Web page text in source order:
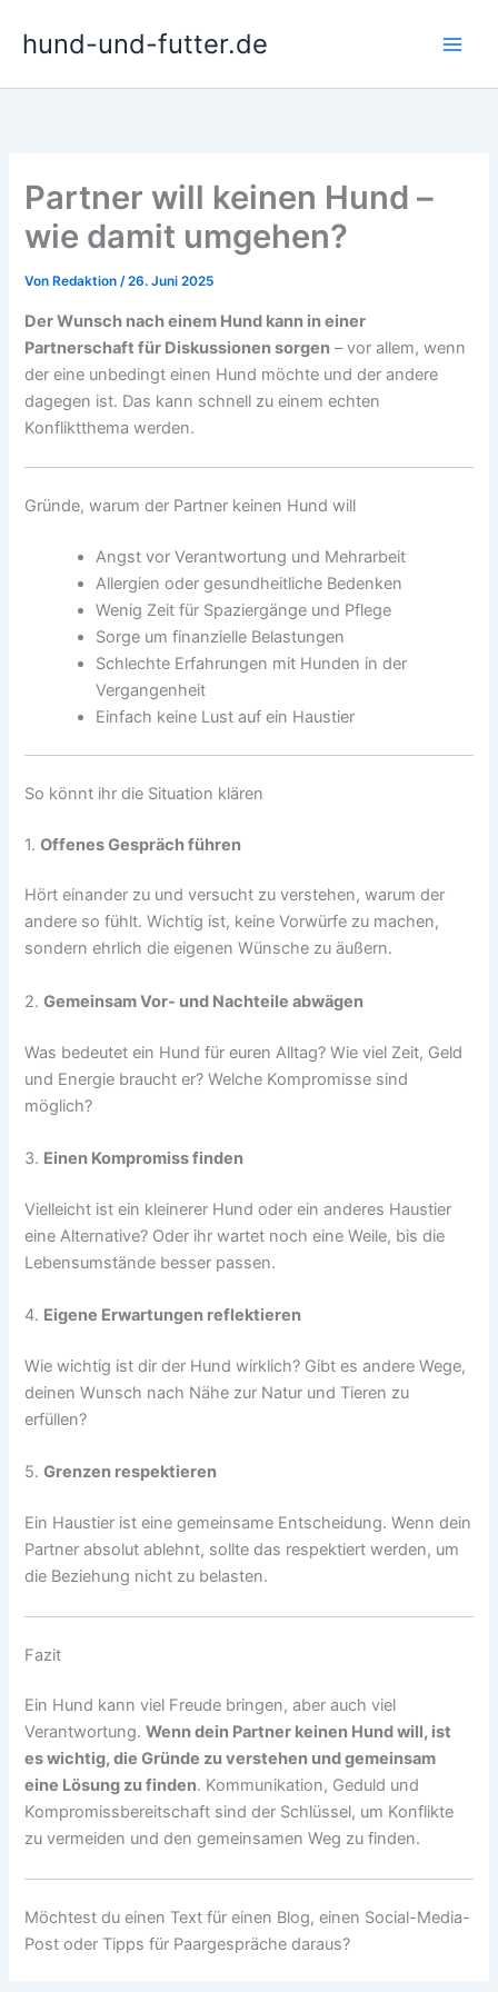
Inhalthund-und-futter.de
Partner will keinen Hund –
wie damit umgehen?
Von Redaktion/26. Juni 2025
Der Wunsch nach einem Hund kann in einer
Partnerschaft für Diskussionen sorgen – vor allem, wenn
der eine unbedingt einen Hund möchte und der andere
dagegen ist. Das kann schnell zu einem echten
Konfliktthema werden.
Gründe, warum der Partner keinen Hund will
Angst vor Verantwortung und Mehrarbeit
Allergien oder gesundheitliche Bedenken
Wenig Zeit für Spaziergänge und Pflege
Sorge um finanzielle Belastungen
Schlechte Erfahrungen mit Hunden in der
Vergangenheit
Einfach keine Lust auf ein Haustier
So könnt ihr die Situation klären
1.Offenes Gespräch führen
Hört einander zu und versucht zu verstehen, warum der
andere so fühlt. Wichtig ist, keine Vorwürfe zu machen,
sondern ehrlich die eigenen Wünsche zu äußern.
2.Gemeinsam Vor- und Nachteile abwägen
Was bedeutet ein Hund für euren Alltag? Wie viel Zeit, Geld
und Energie braucht er? Welche Kompromisse sind
möglich?
3. Einen Kompromiss finden
Vielleicht ist ein kleinerer Hund oder ein anderes Haustier
eine Alternative? Oder ihr wartet noch eine Weile, bis die
Lebensumstände besser passen.
4. Eigene Erwartungen reflektieren
Wie wichtig ist dir der Hund wirklich? Gibt es andere Wege,
deinen Wunsch nach Nähe zur Natur und Tieren zu
erfüllen?
5.Grenzen respektieren
Ein Haustier ist eine gemeinsame Entscheidung. Wenn dein
Partner absolut ablehnt, sollte das respektiert werden, um
die Beziehung nicht zu belasten.
Fazit
Ein Hund kann viel Freude bringen, aber auch viel
Verantwortung.Wenn dein Partner keinen Hund will, ist
es wichtig, die Gründe zu verstehen und gemeinsam
eine Lösung zu finden. Kommunikation, Geduld und
Kompromissbereitschaft sind der Schlüssel, um Konflikte
zu vermeiden und den gemeinsamen Weg zu finden.
Möchtest du einen Text für einen Blog, einen Social-Media-
Post oder Tipps für Paargespräche daraus?